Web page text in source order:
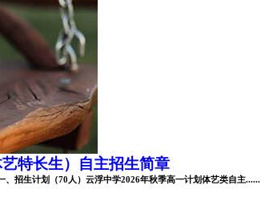
特长生）自主招生简章
招生计划（70人）云浮中学2026年秋季高一计划体艺类自主......